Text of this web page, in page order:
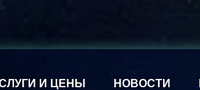
И ЦЕНЫ НОВОСТИ